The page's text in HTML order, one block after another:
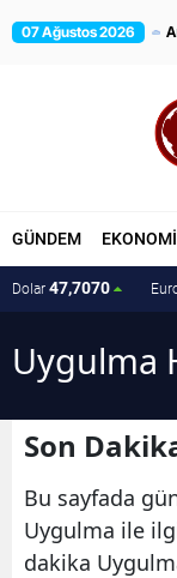
07 Ağustos 2026
GÜNDEM EKONOMİ
Dolar 47,7070
Uygulma
Son
Bu sayfada
Uygulma ile
dakika